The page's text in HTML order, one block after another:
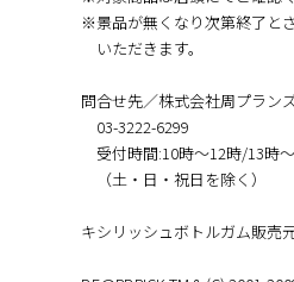
※景品が無くなり次第終了と
いただきます。
問合せ先／株式会社周プラン
03-3222-6299
受付時間:10時～12時/13時
（土・日・祝日を除く）
キシリッシュボトルガム販売